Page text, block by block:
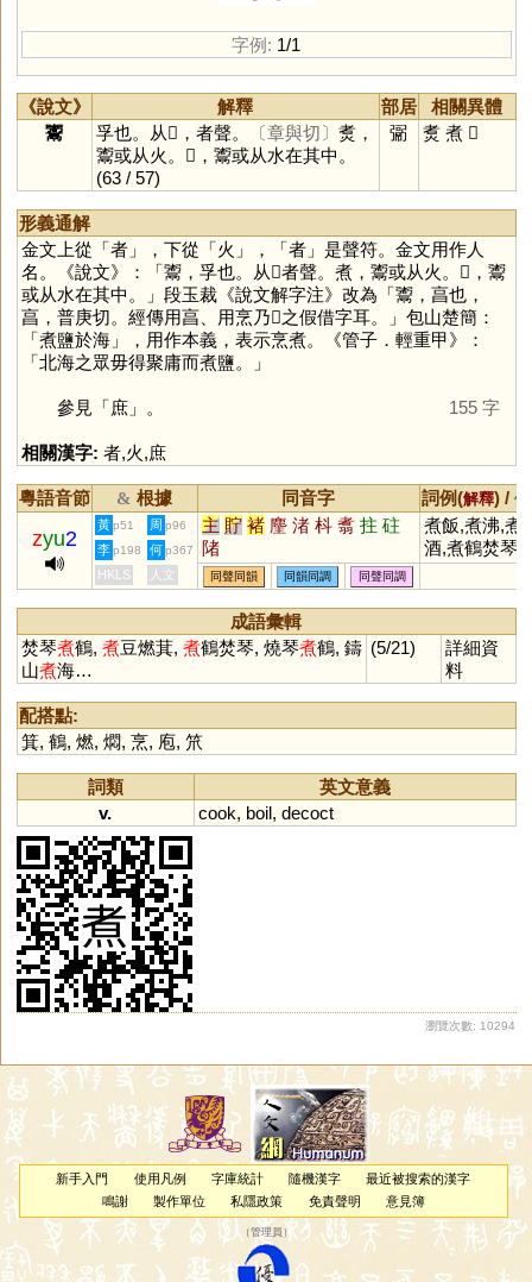
字例: 1/1
《說文》 解釋 部居
相關異體
䰞
孚也。从𩰲，者聲。 〔章與切〕 煑，
䰞或从火。𩱰，䰞或从水在其中。
(63 / 57)
䰜 煑 煮 𩱰
形義通解
金文上從「者」，下從「火 」，「者」是聲符。金文用作人
名。《說文》：「䰞，孚也。从𩰲者聲。煮，䰞或从火。𩱰，䰞
或从水在其中。」段玉裁《說文解字注》改為「䰞，亯也，
亯，普庚切。經傳用亯、用烹乃𩰱之假借字耳。」包山楚簡：
「煮鹽於海」，用作本義，表示烹煮。《管子．輕重甲》：
「北海之眾毋得聚庸而煮鹽。」
參見「庶」。 155 字
相關漢字: 者,火,庶
粵語音節 & 根據 同音字 詞例(解釋) /
zyu2
黃 p51 周 p96 主 貯 褚 麈 渚 枓 翥 拄 砫
陼
煮飯,煮沸,煮
酒,煮鶴焚琴
李 p198 何 p367
HKLS 人文 同聲同韻 同韻同調 同聲同調
成語彙輯
焚琴煮鶴, 煮豆燃萁, 煮鶴焚琴, 燒琴煮鶴, 鑄
山煮海…
(5/21)
詳細資
料
配搭點:
箕, 鶴, 燃, 燜, 烹, 庖, 笊
詞類
英文意義
v.
cook, boil, decoct
瀏覽次數: 10294
新手入門 使用凡例 字庫統計 隨機漢字
最近被搜索的漢字
鳴謝
製作單位 私隱政策 免責聲明 意見簿
（管理員 ）